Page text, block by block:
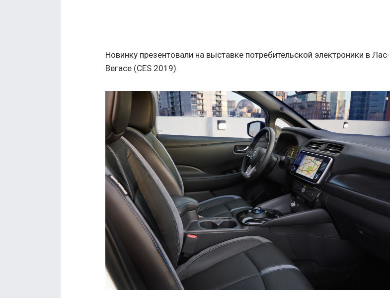
Новинку презентовали на выставке потребительской электроники в Лас-
Вегасе (CES 2019).